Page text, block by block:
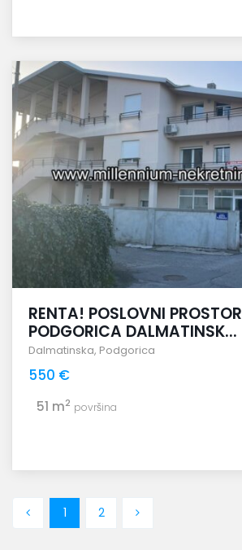
RENTA! POSLOVNI PROSTOR
PODGORICA DALMATINSK...
Dalmatinska, Podgorica
550 €
51 m2 površina
1 2